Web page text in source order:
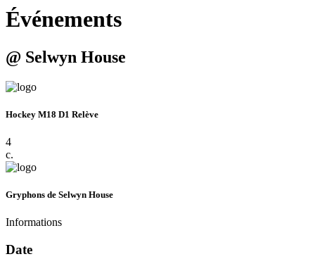
Événements
@ Selwyn House
Hockey M18 D1 Relève
4
c.
Gryphons de Selwyn House
Informations
Date